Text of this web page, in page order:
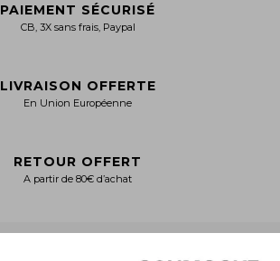
PAIEMENT SÉCURISÉ
CB, 3X sans frais, Paypal
LIVRAISON OFFERTE
En Union Européenne
RETOUR OFFERT
A partir de 80€ d’achat